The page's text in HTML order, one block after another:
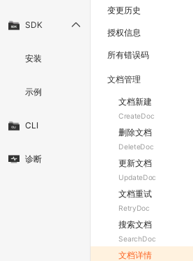
SDK
安装
示例
CLI
诊断
变更历史
授权信息
所有错误码
文档管理
文档新建
CreateDoc
删除文档
DeleteDoc
更新文档
UpdateDoc
文档重试
RetryDoc
搜索文档
SearchDoc
文档详情